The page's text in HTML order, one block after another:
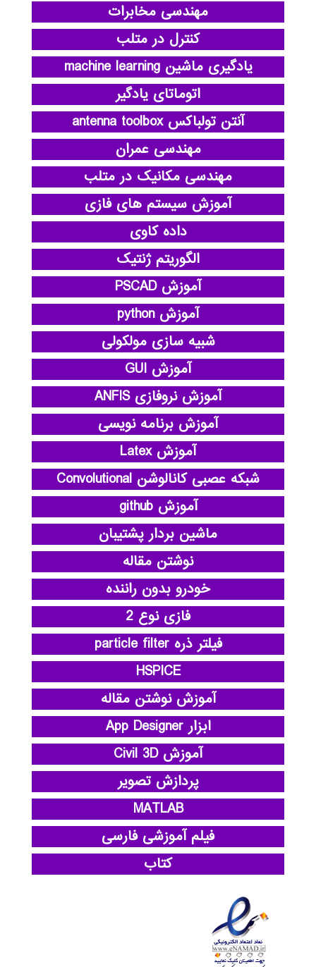
مهندسی مخابرات
کنترل در متلب
یادگیری ماشین machine learning
اتوماتای یادگیر
آنتن تولباکس antenna toolbox
مهندسی عمران
مهندسی مکانیک در متلب
آموزش سیستم های فازی
داده کاوی
الگوریتم ژنتیک
آموزش PSCAD
آموزش python
شبیه سازی مولکولی
آموزش GUI
آموزش نروفازی ANFIS
آموزش برنامه نویسی
آموزش Latex
شبکه عصبی کانالوشن Convolutional
آموزش github
ماشین بردار پشتیبان
نوشتن مقاله
خودرو بدون راننده
فازی نوع 2
فیلتر ذره particle filter
HSPICE
آموزش نوشتن مقاله
ابزار App Designer
آموزش Civil 3D
پردازش تصویر
MATLAB
فیلم آموزشی فارسی
کتاب